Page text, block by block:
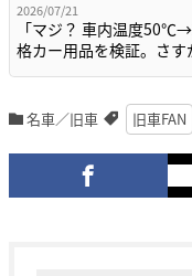
2026/07/21
「マジ？ 車内温度
格カー用品を検証。さ
名車／旧車 旧車FAN